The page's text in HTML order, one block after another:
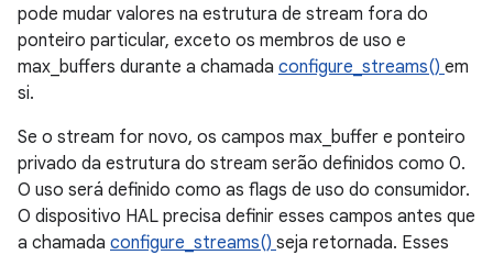
pode mudar valores na estrutura de stream fora do
ponteiro particular, exceto os membros de uso e
max_buffers durante a chamada configure_streams() em
si.
Se o stream for novo, os campos max_buffer e ponteiro
privado da estrutura do stream serão definidos como 0.
O uso será definido como as flags de uso do consumidor.
O dispositivo HAL precisa definir esses campos antes que
a chamada configure_streams() seja retornada. Esses